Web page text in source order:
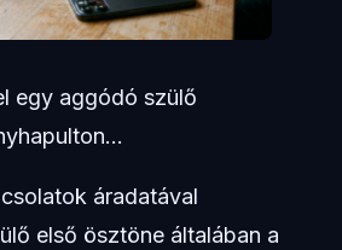
egy aggódó szülő
áradatával
első ösztöne általában a